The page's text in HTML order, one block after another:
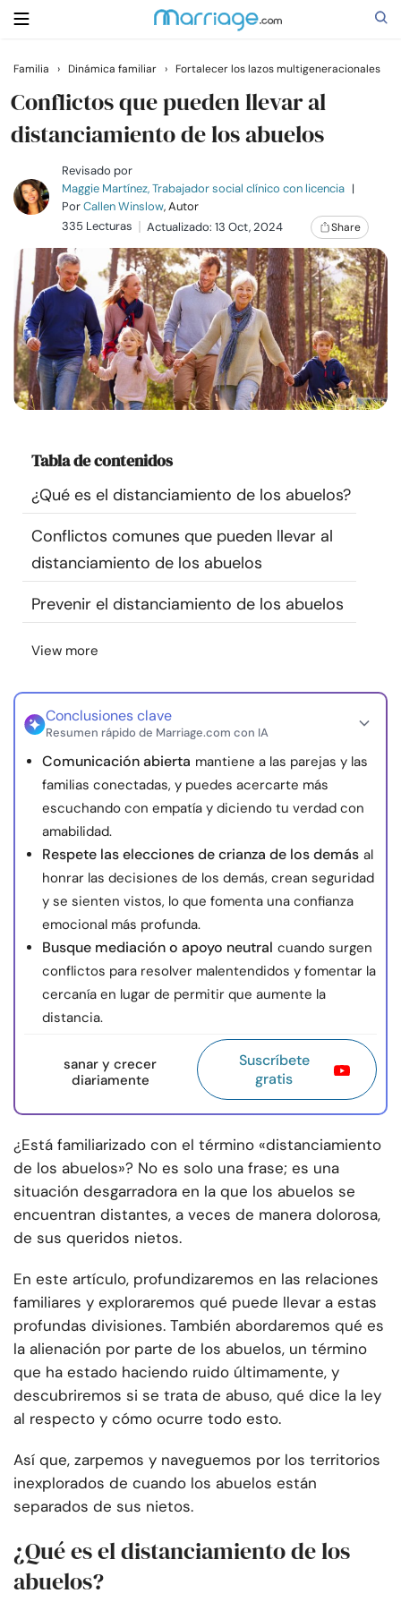
Buscar
Casarse
Relaciones
Familia
Ayuda
Cursos
Comunidad
Encuentra un terapeuta
Idioma
Sobre nosotros
© Copyright 2026. Todos los derechos reservados.
Familia › Dinámica familiar › Fortalecer los lazos multigeneracionales
Conflictos que pueden llevar al
distanciamiento de los abuelos
Revisado por
Maggie Martínez, Trabajador social clínico con licencia |
PorCallen Winslow, Autor
335 Lecturas
Actualizado: 13 Oct, 2024 Share
Tabla de contenidos
¿Qué es el distanciamiento de los abuelos?
Conflictos comunes que pueden llevar al
distanciamiento de los abuelos
Prevenir el distanciamiento de los abuelos
View more
Conclusiones clave
Resumen rápido de Marriage.com con IA
Comunicación abierta mantiene a las parejas y las
familias conectadas, y puedes acercarte más
escuchando con empatía y diciendo tu verdad con
amabilidad.
Respete las elecciones de crianza de los demás al
honrar las decisiones de los demás, crean seguridad
y se sienten vistos, lo que fomenta una confianza
emocional más profunda.
Busque mediación o apoyo neutral cuando surgen
conflictos para resolver malentendidos y fomentar la
cercanía en lugar de permitir que aumente la
distancia.
sanar y crecer
diariamente
Suscríbete
gratis
¿Está familiarizado con el término «distanciamiento
de los abuelos»? No es solo una frase; es una
situación desgarradora en la que los abuelos se
encuentran distantes, a veces de manera dolorosa,
de sus queridos nietos.
En este artículo, profundizaremos en las relaciones
familiares y exploraremos qué puede llevar a estas
profundas divisiones. También abordaremos qué es
la alienación por parte de los abuelos, un término
que ha estado haciendo ruido últimamente, y
descubriremos si se trata de abuso, qué dice la ley
al respecto y cómo ocurre todo esto.
Así que, zarpemos y naveguemos por los territorios
inexplorados de cuando los abuelos están
separados de sus nietos.
¿Qué es el distanciamiento de los
abuelos?